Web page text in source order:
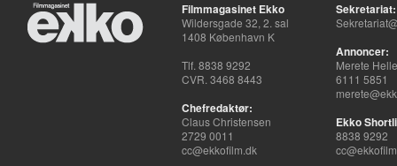
Filmmagasinet Ekko
Wildersgade 32, 2. sal
1408 København K
Tlf. 8838 9292
CVR. 3468 8443
Chefredaktør:
Claus Christensen
2729 0011
cc@ekkofilm.dk
Sekretariat:
Annoncer:
Merete
6111 5851
Ekko
8838 9292